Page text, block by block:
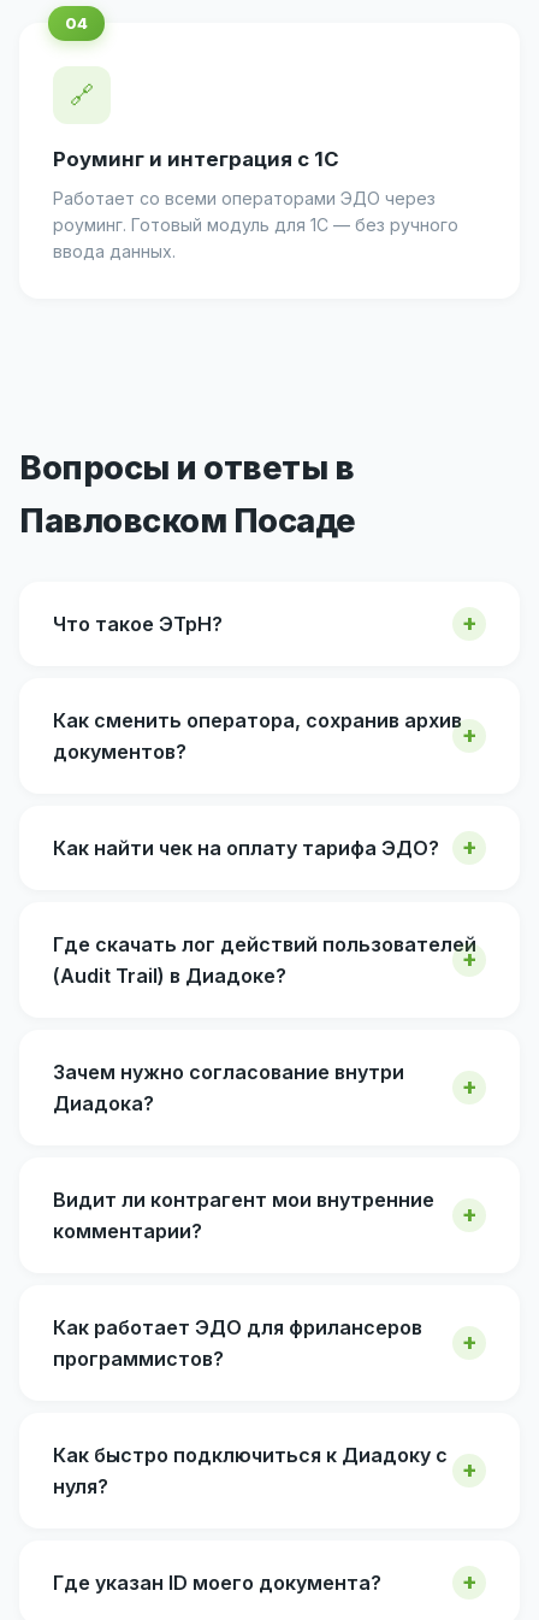
🔗
Роуминг и интеграция с 1С
Работает со всеми операторами ЭДО через
роуминг. Готовый модуль для 1С — без ручного
ввода данных.
Вопросы и ответы в
Павловском Посаде
Что такое ЭТрН?
Как сменить оператора, сохранив архив
документов?
Как найти чек на оплату тарифа ЭДО?
Где скачать лог действий пользователей
(Audit Trail) в Диадоке?
Зачем нужно согласование внутри
Диадока?
Видит ли контрагент мои внутренние
комментарии?
Как работает ЭДО для фрилансеров
программистов?
Как быстро подключиться к Диадоку с
нуля?
Где указан ID моего документа?